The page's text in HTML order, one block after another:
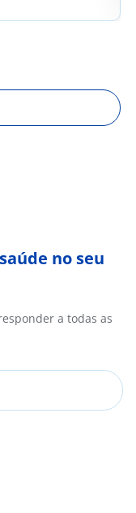
no seu
a todas as